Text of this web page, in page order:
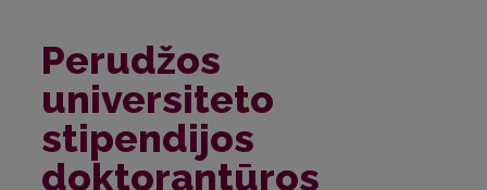
Perudžos
universiteto
stipendijos
doktorantūros